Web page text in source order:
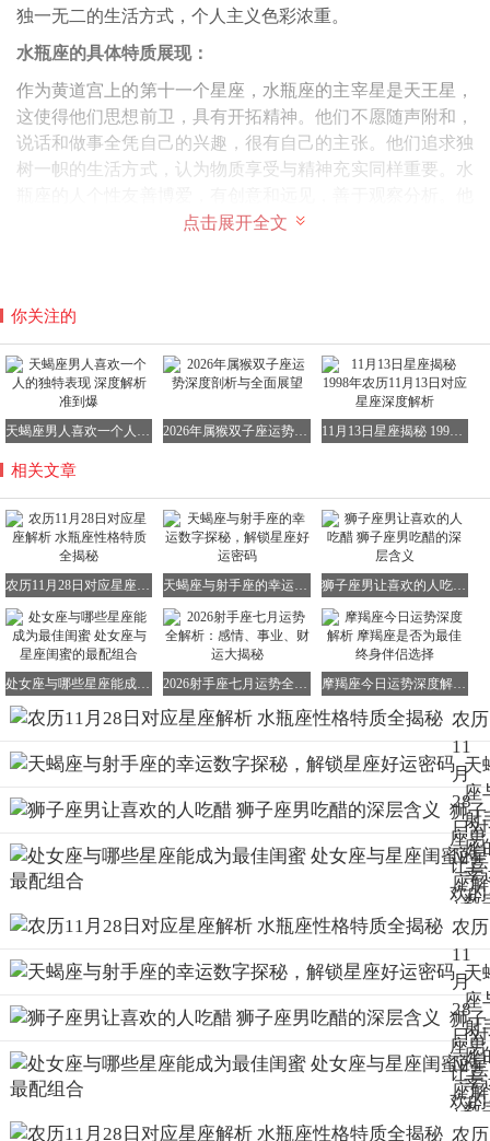
独一无二的生活方式，个人主义色彩浓重。
水瓶座的具体特质展现：
作为黄道宫上的第十一个星座，水瓶座的主宰星是天王星，
这使得他们思想前卫，具有开拓精神。他们不愿随声附和，
说话和做事全凭自己的兴趣，很有自己的主张。他们追求独
树一帜的生活方式，认为物质享受与精神充实同样重要。水
们好奇心强，但会用理智去分析，常常把强烈的愿望和独立
在工作上，水瓶座的人不喜欢一成不变的工作模式，他们重
视逻辑思考的过程，常常能提出许多新颖的点子，也很喜欢
做规划。然而，他们对结果却不太在意，更享受的是思考和
创造的过程。
上升星座在水瓶座的独特魅力：
上升星座在水瓶座的人被称为“发明家”。他们骨子里非常有
个性，难以忍受与他人相同。这给人的印象是独特、有点古
怪、比较理性且看起来冷漠。然而，如果上升水瓶座的人能
将这个面具与自己本身视为一体，就可能会陷入热衷于古怪
思想和作风的境地，或被新奇事物强烈吸引，从而越发不合
群。但实际上，他们与别人也有很多共通之处。如果他们能
摘下面具，展现出真实的自我，相信会有更多人能了解他们
的本意。
再次确认：农历11月28日（假设对应阳
历1月20日-2月18日）出生的人是水瓶座
综上所述，如果农历11月28日出生的人对应的阳历日期落在
1月20日至2月18日之间，那么他们无疑是属于水瓶座的。水
瓶座的人以其独特的个性和超前的思想而著称，他们追求创
点击展开全文
你关注的
天蝎座男人喜欢一个人的独特表现 深度解析准到爆 2026年属猴双子座运势深度剖析与全面展望 11月13日星座揭秘 1998年农历11月13日对应星座深度解析
相关文章
农历11月28日对应星座解析 水瓶座性格特质全揭秘 天蝎座与射手座的幸运数字探秘，解锁星座好运密码 狮子座男让喜欢的人吃醋 狮子座男吃醋的深层含义
处女座与哪些星座能成为最佳闺蜜 处女座与星座闺蜜的最配组合 2026射手座七月运势全解析：感情、事业、财运大揭秘 摩羯座今日运势深度解析 摩羯座是否为最佳终身伴侣选择
农历
11
月
28
日对
应星
座解
析
水瓶
座性
格特
质全
揭秘
天
座
射
座
幸
数
探
秘
解
星
好
密
狮子
座男
让喜
欢的
人吃
醋
狮子
座男
吃醋
的深
层含
义
农历
11
月
28
日对
应星
座解
析
天
座
射
座
幸
数
狮子
座男
让喜
欢的
人吃
农历